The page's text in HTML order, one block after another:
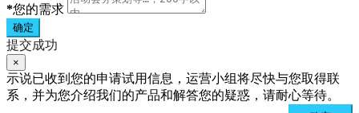
*您的需求
确定
提交成功
×
示说已收到您的申请试用信息，运营小组将尽快与您取得联
系，并为您介绍我们的产品和解答您的疑惑，请耐心等待。